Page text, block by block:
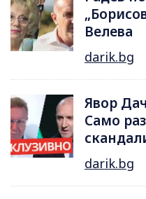
Велева
darik.bg
Явор
Само
darik.bg